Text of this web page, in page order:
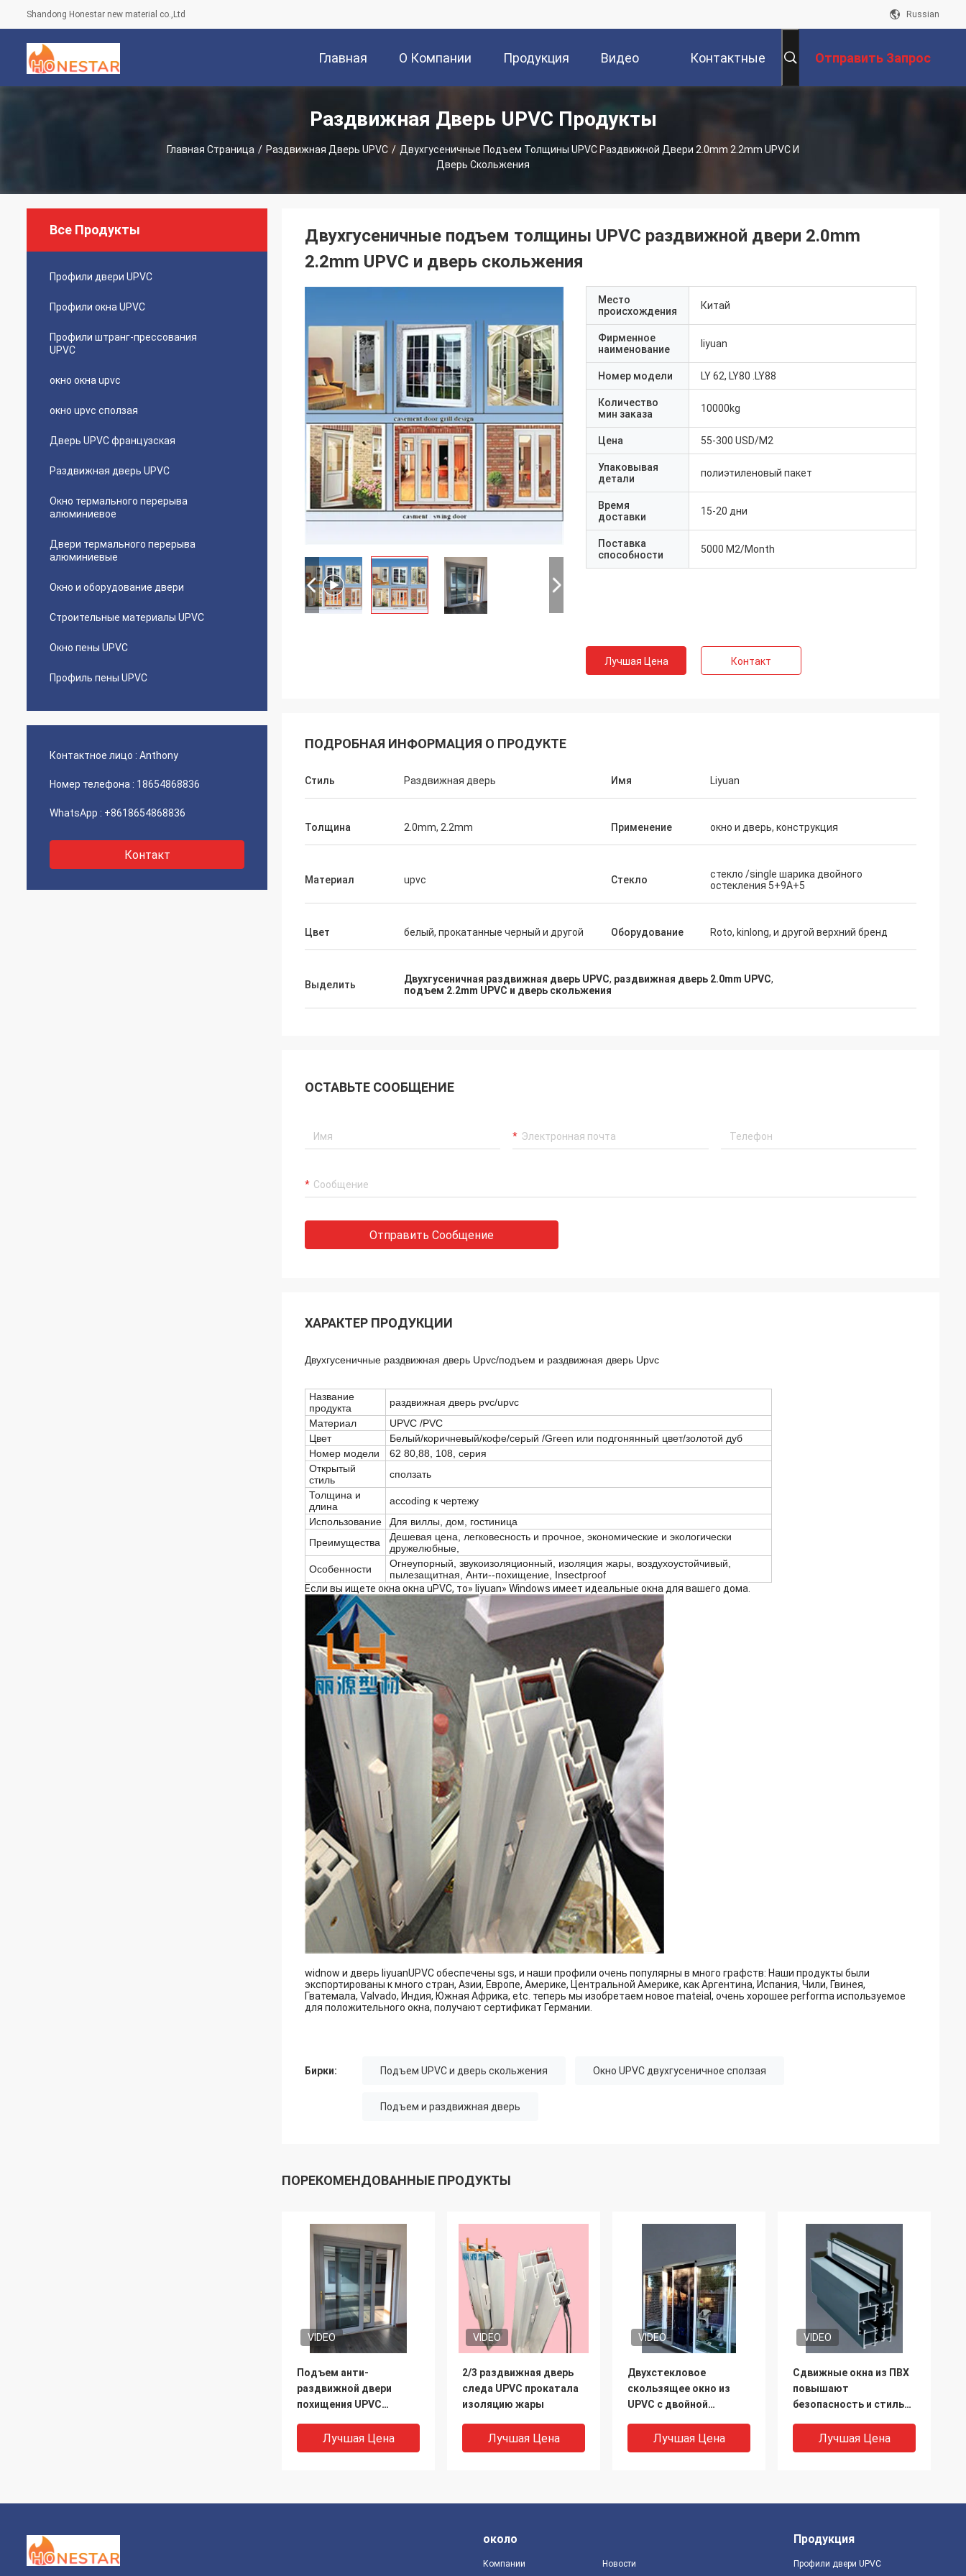
Shandong Honestar new material co.,Ltd Russian
Главная
Страница
О Компании Продукция Видео Контактные Отправить Запрос
Раздвижная Дверь UPVC Продукты
Главная Страница / Раздвижная Дверь UPVC / Двухгусеничные Подъем Толщины UPVC Раздвижной Двери 2.0mm 2.2mm UPVC И
Дверь Скольжения
Все Продукты
Профили двери UPVC
Профили окна UPVC
Профили штранг-прессования
UPVC
окно окна upvc
окно upvc сползая
Дверь UPVC французская
Раздвижная дверь UPVC
Окно термального перерыва
алюминиевое
Двери термального перерыва
алюминиевые
Окно и оборудование двери
Строительные материалы UPVC
Окно пены UPVC
Профиль пены UPVC
Контактное лицо : Anthony
Номер телефона : 18654868836
WhatsApp : +8618654868836
Контакт
Двухгусеничные подъем толщины UPVC раздвижной двери 2.0mm
2.2mm UPVC и дверь скольжения
Место
происхождения
Китай
Фирменное
наименование
liyuan
Номер модели LY 62, LY80 .LY88
Количество
мин заказа
10000kg
Цена 55-300 USD/M2
Упаковывая
детали
полиэтиленовый пакет
Время
доставки
15-20 дни
Поставка
способности
5000 M2/Month
Лучшая Цена Контакт
ПОДРОБНАЯ ИНФОРМАЦИЯ О ПРОДУКТЕ
Стиль Раздвижная дверь Имя Liyuan
Толщина 2.0mm, 2.2mm Применение окно и дверь, конструкция
Материал upvc Стекло
стекло /single шарика двойного
остекления 5+9A+5
Цвет белый, прокатанные черный и другой Оборудование Roto, kinlong, и другой верхний бренд
Выделить Двухгусеничная раздвижная дверь UPVC, раздвижная дверь 2.0mm UPVC,
подъем 2.2mm UPVC и дверь скольжения
ОСТАВЬТЕ СООБЩЕНИЕ
Отправить Сообщение
ХАРАКТЕР ПРОДУКЦИИ
Двухгусеничные раздвижная дверь Upvc/подъем и раздвижная дверь Upvc
Название
продукта
раздвижная дверь pvc/upvc
Материал
UPVC /PVC
Цвет
Белый/коричневый/кофе/серый /Green или подгонянный цвет/золотой дуб
Номер модели
62 80,88, 108, серия
Открытый
стиль
сползать
Толщина и
длина
accoding к чертежу
Использование
Для виллы, дом, гостиница
Преимущества
Дешевая цена, легковесность и прочное, экономические и экологически
дружелюбные,
Особенности
Огнеупорный, звукоизоляционный, изоляция жары, воздухоустойчивый,
пылезащитная, Анти--похищение, Insectproof
Если вы ищете окна окна uPVC, то» liyuan» Windows имеет идеальные окна для вашего дома.
widnow и дверь liyuanUPVC обеспечены sgs, и наши профили очень популярны в много графств: Наши продукты были
экспортированы к много стран, Азии, Европе, Америке, Центральной Америке, как Аргентина, Испания, Чили, Гвинея,
Гватемала, Valvado, Индия, Южная Африка, etc. теперь мы изобретаем новое mateial, очень хорошее performa используемое
для положительного окна, получают сертификат Германии.
Бирки: Подъем UPVC и дверь скольжения Окно UPVC двухгусеничное сползая
Подъем и раздвижная дверь
ПОРЕКОМЕНДОВАННЫЕ ПРОДУКТЫ
VIDEO
Подъем анти-
раздвижной двери
похищения UPVC
раздвижная дверь для
дома виллы
Лучшая Цена
VIDEO
2/3 раздвижная дверь
следа UPVC прокатала
изоляцию жары
Лучшая Цена
VIDEO
Двухстекловое
скользящее окно из
UPVC с двойной
Лучшая Цена
VIDEO
Сдвижные окна из ПВХ
повышают
безопасность и стиль
Лучшая Цена
около
Компании Новости
Продукция
Профили двери UPVC